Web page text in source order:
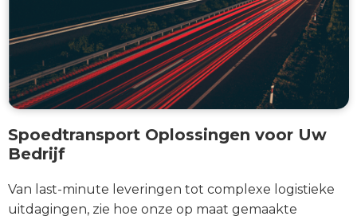
Spoedtransport Oplossingen voor Uw
Bedrijf
Van last-minute leveringen tot complexe logistieke
uitdagingen, zie hoe onze op maat gemaakte